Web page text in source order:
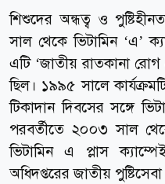
শিশুদের অন্ধত্ব ও
সাল থেকে ভিটামিন ‘এ’
এটি ‘জাতীয় রাতকানা রোগ
ছিল। ১৯৯৫ সালে
টিকাদান দিবসের সঙ্গে
পরবর্তীতে ২০০৩ সাল
ভিটামিন এ প্লাস
অধিদপ্তরের জাতীয়